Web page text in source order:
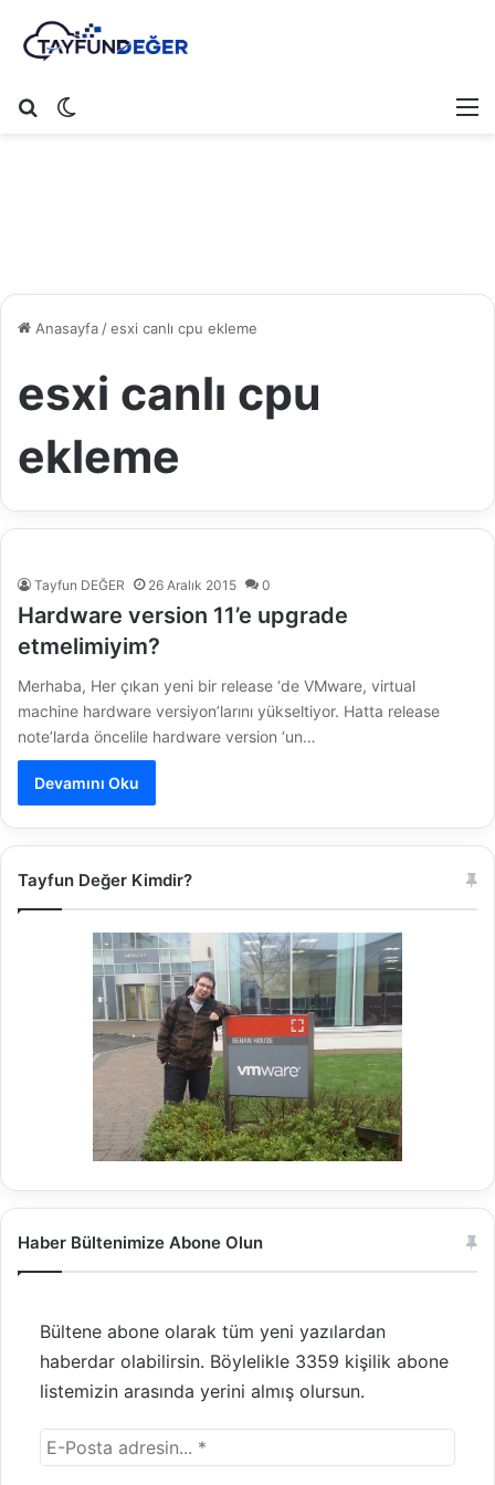
Arama yap ...
Anasayfa/esxi canlı cpu ekleme
esxi canlı cpu
ekleme
Tayfun DEĞER 26 Aralık 2015 0
Hardware version 11’e upgrade
etmelimiyim?
Merhaba, Her çıkan yeni bir release ‘de VMware, virtual
machine hardware versiyon’larını yükseltiyor. Hatta release
note’larda öncelile hardware version ‘un…
Devamını Oku
Tayfun Değer Kimdir?
Haber Bültenimize Abone Olun
Bültene abone olarak tüm yeni yazılardan
haberdar olabilirsin. Böylelikle 3359 kişilik abone
listemizin arasında yerini almış olursun.